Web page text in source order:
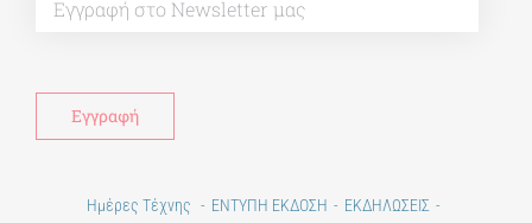
Ημέρες Τέχνης ΕΝΤΥΠΗ ΕΚΔΟΣΗ
ΕΚΔΗΛΩΣΕΙΣ